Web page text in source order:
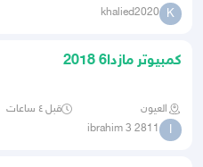
K
khalied2020
كمبيوتر مازدا6 2018
العيون قبل ٤ ساعات
I
ibrahim 3 2811